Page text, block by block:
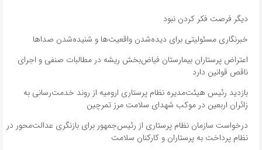
دیگر فرصت فکر کردن نبود
خبرنگاری مسئولیتی برای دیده‌شدن واقعیت‌ها و شنیده‌شدن صداها
اعتراض پرستاران بیمارستان فیاض‌بخش ریشه در مطالبات صنفی و اجرای
ناقص قوانین دارد
بازدید رئیس هیئت‌مدیره نظام پرستاری ارومیه از روند خدمت‌رسانی به
زائران اربعین در موکب شهدای سلامت مرز تمرچین
درخواست سازمان نظام پرستاری از رئیس‌جمهور برای بازنگری عدالت‌محور در
نظام پرداخت به پرستاران و کارکنان سلامت